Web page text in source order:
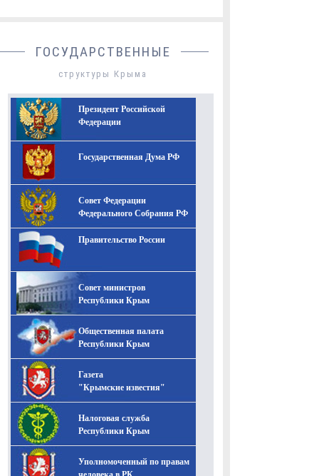
ГОСУДАРСТВЕННЫЕ
структуры Крыма
Президент Российской
Федерации
Государственная Дума РФ
Совет Федерации
Федерального Собрания РФ
Правительство России
Совет министров
Республики Крым
Общественная палата
Республики Крым
Газета
"Крымские известия"
Налоговая служба
Республики Крым
Уполномоченный по правам